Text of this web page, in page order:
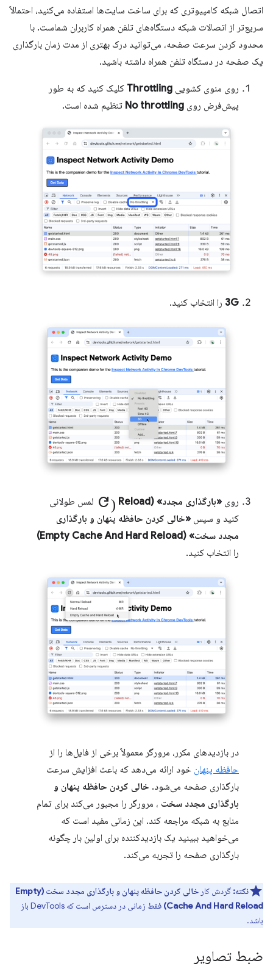
اتصال شبکه کامپیوتری که برای ساخت سایت‌ها استفاده می‌کنید، احتمالاً
سریع‌تر از اتصالات شبکه دستگاه‌های تلفن همراه کاربران شماست. با
محدود کردن سرعت صفحه، می‌توانید درک بهتری از مدت زمان بارگذاری
یک صفحه در دستگاه تلفن همراه داشته باشید.
روی منوی کشویی Throttling کلیک کنید که به طور
پیش‌فرض روی No throttling تنظیم شده است.
3G را انتخاب کنید.
روی «بارگذاری مجدد» (Reload refresh) لمس طولانی
کنید و سپس «خالی کردن حافظه پنهان و بارگذاری
مجدد سخت» (Empty Cache And Hard Reload)
را انتخاب کنید.
در بازدیدهای مکرر، مرورگر معمولاً برخی از فایل‌ها را از
حافظه پنهان خود ارائه می‌دهد که باعث افزایش سرعت
بارگذاری صفحه می‌شود. خالی کردن حافظه پنهان و
بارگذاری مجدد سخت ، مرورگر را مجبور می‌کند برای تمام
منابع به شبکه مراجعه کند. این زمانی مفید است که
می‌خواهید ببینید یک بازدیدکننده برای اولین بار چگونه
بارگذاری صفحه را تجربه می‌کند.
نکته: گردش کار
خالی کردن حافظه پنهان و بارگذاری مجدد سخت (Empty
Cache And Hard Reload)
فقط زمانی در دسترس است که DevTools باز
باشد.
ضبط تصاویر